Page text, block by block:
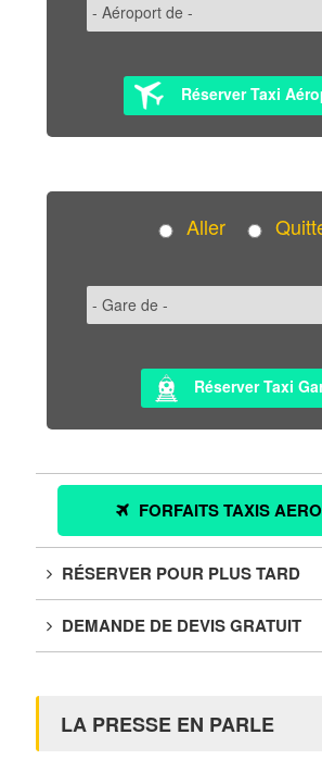
Réserver Taxi
Aller
Réserver Taxi
FORFAITS TAXIS
RÉSERVER POUR PLUS TARD
DEMANDE DE DEVIS GRATUIT
LA PRESSE EN PARLE